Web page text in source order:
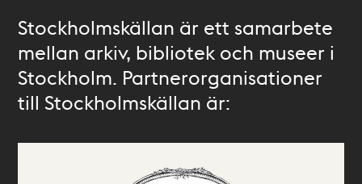
Stockholmskällan är ett samarbete
mellan arkiv, bibliotek och museer i
Stockholm. Partnerorganisationer
till Stockholmskällan är: